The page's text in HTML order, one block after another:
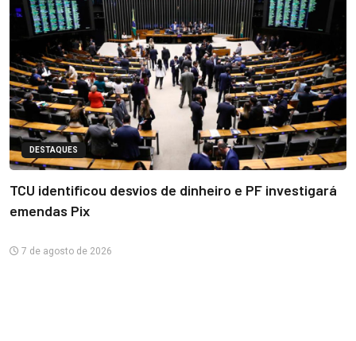
DESTAQUES
TCU identificou desvios de dinheiro e PF investigará
emendas Pix
7 de agosto de 2026